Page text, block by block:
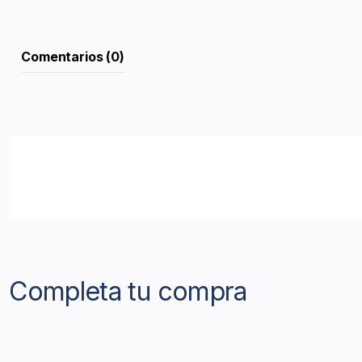
Comentarios (0)
Completa tu compra